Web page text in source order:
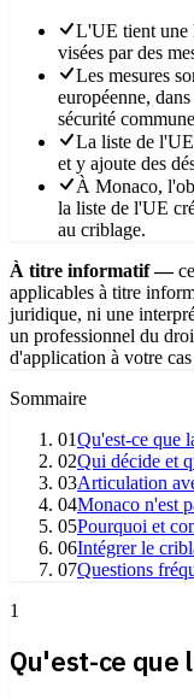
L'UE tient une
visées par des
Les mesures
européenne,
sécurité
La liste de
et y ajoute des
À Monaco,
la liste de l'UE
au criblage.
À titre informatif —
applicables à titre
juridique, ni une
un professionnel du
d'application à votre
Sommaire
01Qu'est-ce que
02Qui décide et
03Articulation
04Monaco n'est
05Pourquoi et
06Intégrer le
07Questions
1
Qu'est-ce que